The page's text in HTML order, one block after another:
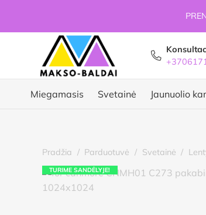
Miegamasis Svetainė Jaunuolio
Pradžia / Parduotuvė / Svetainė /
TURIME SANDĖLYJE!